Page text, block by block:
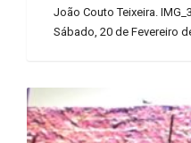
João Couto Teixeira.
Sábado, 20 de Fevereiro